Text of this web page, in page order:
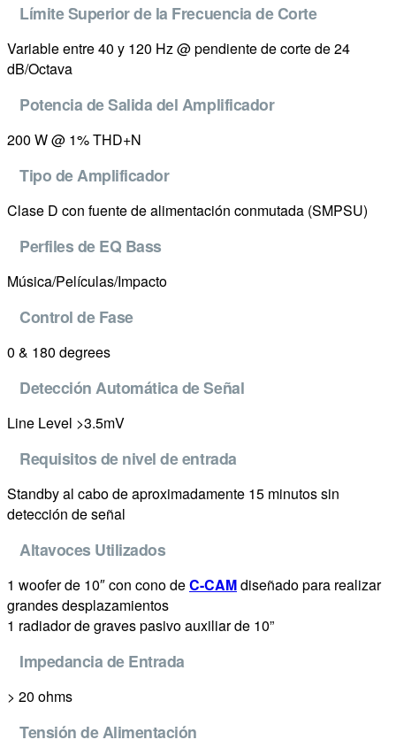
Límite Superior de la Frecuencia de Corte
Variable entre 40 y 120 Hz @ pendiente de corte de 24
dB/Octava
Potencia de Salida del Amplificador
200 W @ 1% THD+N
Tipo de Amplificador
Clase D con fuente de alimentación conmutada (SMPSU)
Perfiles de EQ Bass
Música/Películas/Impacto
Control de Fase
0 & 180 degrees
Detección Automática de Señal
Line Level >3.5mV
Requisitos de nivel de entrada
Standby al cabo de aproximadamente 15 minutos sin
detección de señal
Altavoces Utilizados
1 woofer de 10″ con cono deC-CAMdiseñado para realizar
grandes desplazamientos
1 radiador de graves pasivo auxiliar de 10”
Impedancia de Entrada
> 20 ohms
Tensión de Alimentación